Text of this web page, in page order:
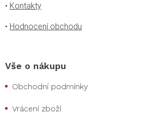
• Kontakty
• Hodnocení obchodu
Vše o nákupu
Obchodní podmínky
Vrácení zboží